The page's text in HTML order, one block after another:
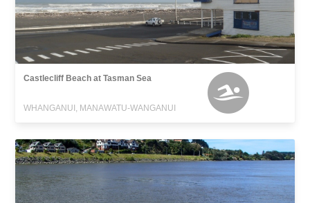
Castlecliff Beach at Tasman Sea
WHANGANUI, MANAWATU-WANGANUI